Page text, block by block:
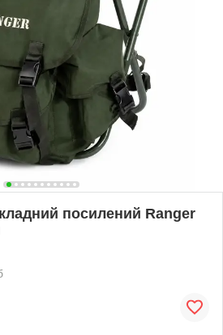
посилений Ranger